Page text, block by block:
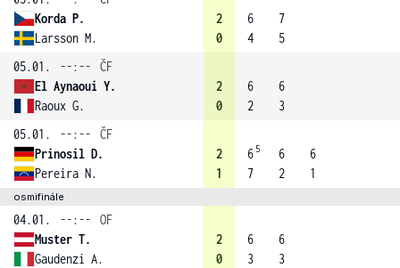
Korda P.
Larsson M.
2
0
6
4
7
5
05.01.
--:--
ČF
El Aynaoui Y.
Raoux G.
2
0
6
2
6
3
05.01.
--:--
ČF
Prinosil D.
Pereira N.
2
1
6 5
7
6
2
6
1
osmifinále
04.01. --:--
OF
Muster T.
Gaudenzi A.
2
0
6
3
6
3